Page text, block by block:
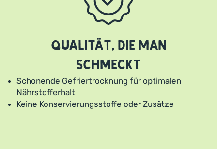
Qualität, die man
schmeckt
Schonende Gefriertrocknung für optimalen
Nährstofferhalt
Keine Konservierungsstoffe oder Zusätze